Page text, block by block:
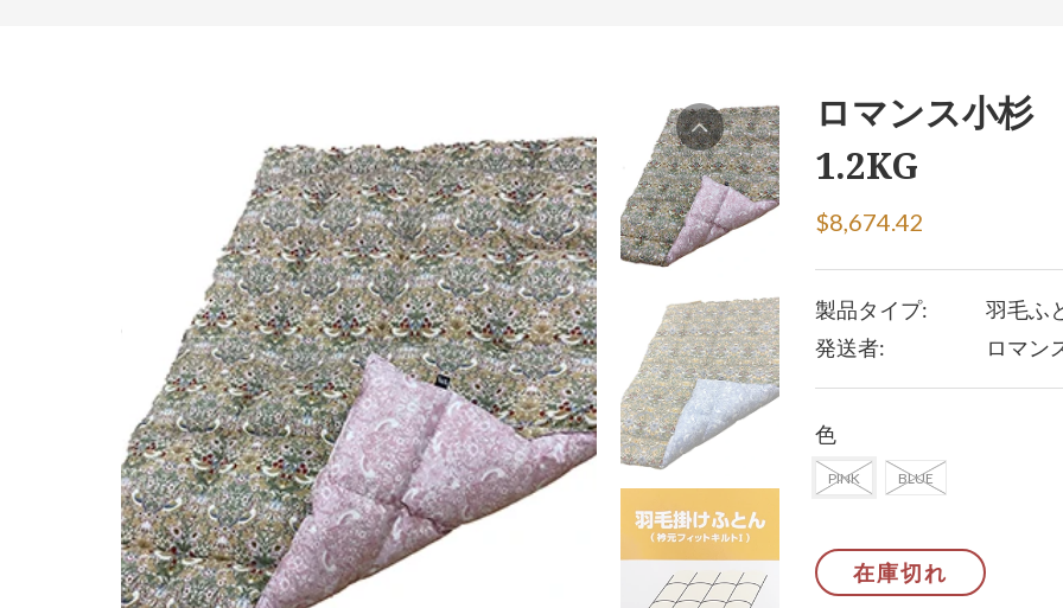
ロマンス小
1.2KG
$8,674.42
製品タイプ:
羽毛ふ
発送者:
ロマン
色
PINK BLUE
在庫切れ